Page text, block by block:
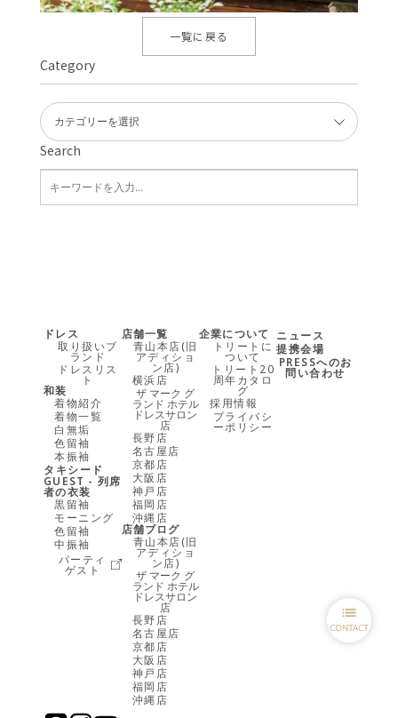
一覧に戻る
Search
Category
ドレス
取り扱いブ
ランド
ドレスリス
ト
和装
着物紹介
着物一覧
白無垢
色留袖
本振袖
タキシード
GUEST - 列席
者の衣装
黒留袖
モーニング
色留袖
中振袖
パーティ
ゲスト
店舗一覧
青山本店(旧
アディショ
ン店)
横浜店
ザ マーク グ
ランド ホテル
ドレスサロン
店
長野店
名古屋店
京都店
大阪店
神戸店
福岡店
沖縄店
店舗ブログ
青山本店(旧
アディショ
ン店)
ザ マーク グ
ランド ホテル
ドレスサロン
店
長野店
名古屋店
京都店
大阪店
神戸店
福岡店
沖縄店
企業について
トリートに
ついて
トリート20
周年カタロ
グ
採用情報
プライバシ
ーポリシー
ニュース
提携会場
PRESSへのお
問い合わせ